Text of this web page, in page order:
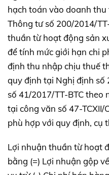
hạch toán vào doanh
Thông tư số 200/2014/
thuần từ hoạt động sản
để tính mức giới hạn chi
định thu nhập chịu thuế
quy định tại Nghị định
số 41/2017/TT-BTC theo
tại công văn số 47-
phù hợp với quy định, cụ
Lợi nhuận thuần từ hoạt
bằng (=) Lợi nhuận gộp